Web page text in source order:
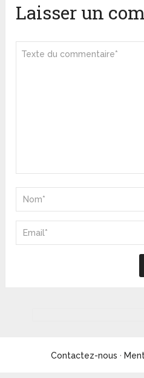
Laisser un
Contactez-nous ·